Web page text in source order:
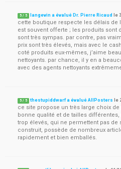
5 / 5 langevin a évalué Dr. Pierre Ricaud le
cette boutique respecte les délais de
est souvent offerte ; les produits sont
sont très sympas. par contre, pas
prix sont très élevés, mais avec le
coté produits eux-mêmes, j’aime
nettoyants. par chance, il y en a
avec des agents nettoyants
5 / 5 thestupiddwarf a évalué AllPosters le
ce site propose un très large choix de
bonne qualité et de tailles
trop élevés, qui ne permettent pas de
construit, possède de nombreux
rapidement et bien emballés.